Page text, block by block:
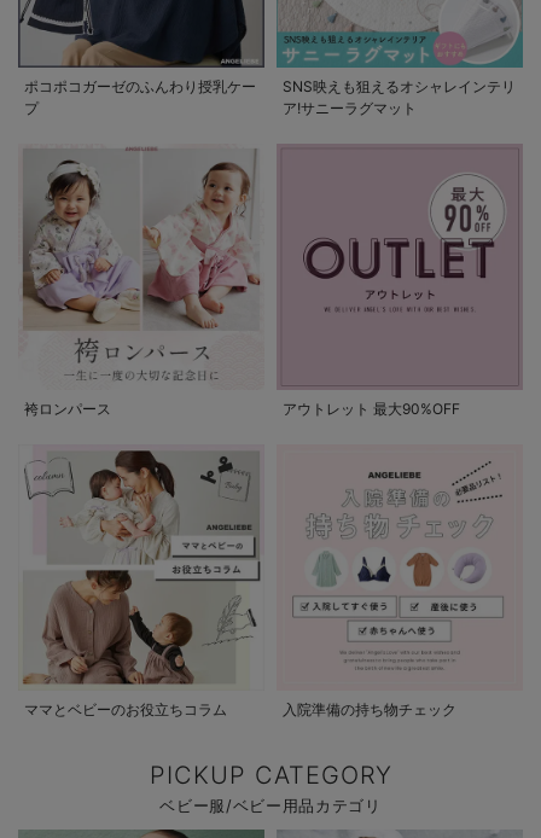
ポコポコガーゼのふんわり授乳ケー
プ
SNS映えも狙えるオシャレインテリ
ア!サニーラグマット
袴ロンパース アウトレット 最大90%OFF
ママとベビーのお役立ちコラム 入院準備の持ち物チェック
PICKUP CATEGORY
ベビー服/ベビー用品カテゴリ